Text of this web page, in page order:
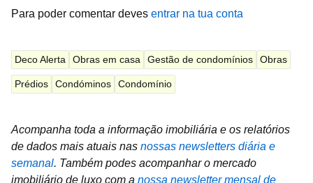
Para poder comentar deves entrar na tua conta
Deco Alerta Obras em casa Gestão de condomínios Obras
Prédios Condóminos Condomínio
Acompanha toda a informação imobiliária e os relatórios
de dados mais atuais nas nossas newsletters diária e
semanal. Também podes acompanhar o mercado
imobiliário de luxo com a nossa newsletter mensal de